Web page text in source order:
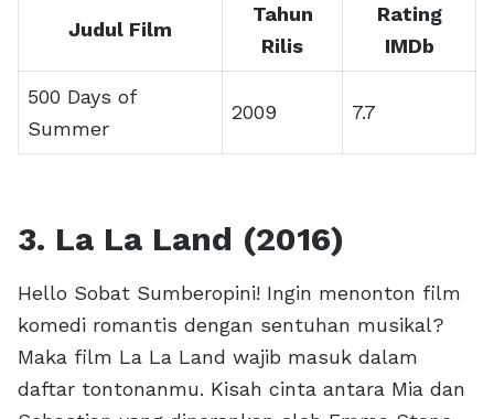
Judul Film
Tahun
Rilis
Rating
IMDb
500 Days of
Summer
2009 7.7
3. La La Land (2016)
Hello Sobat Sumberopini! Ingin menonton film
komedi romantis dengan sentuhan musikal?
Maka film La La Land wajib masuk dalam
daftar tontonanmu. Kisah cinta antara Mia dan